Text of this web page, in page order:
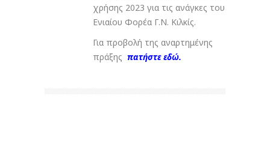
χρήσης 2023 για τις ανάγκες του
Ενιαίου Φορέα Γ.Ν. Κιλκίς.
Για προβολή της αναρτημένης
πράξης πατήστε εδώ.